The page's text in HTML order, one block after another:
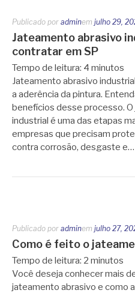
Publicado por adminem julho 29,
Jateamento abrasivo
contratar em SP
Tempo de leitura: 4 minutos
Jateamento abrasivo
a aderência da pintura.
benefícios desse processo.
industrial é uma das etapas
empresas que precisam
contra corrosão, desgaste e…
Publicado por adminem julho 27,
Como é feito o
Tempo de leitura: 2 minutos
Você deseja conhecer mais
jateamento abrasivo e como